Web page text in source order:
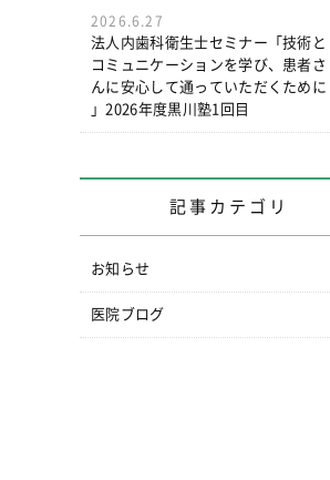
2026.6.27
法人内歯科衛生士セミナー「技術と
コミュニケーションを学び、患者さ
んに安心して通っていただくために
」2026年度黒川塾1回目
記事カテゴリ
お知らせ
医院ブログ